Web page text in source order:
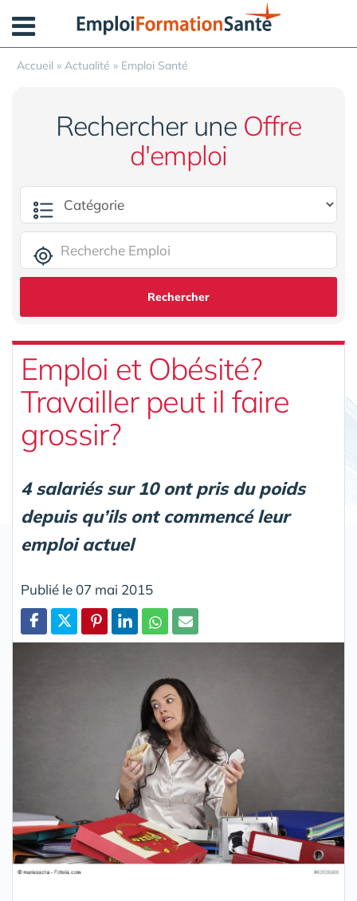
Accueil » Actualité » Emploi Santé
Rechercher une Offre
d'emploi
Rechercher
Emploi et Obésité?
Travailler peut il faire
grossir?
4 salariés sur 10 ont pris du poids
depuis qu’ils ont commencé leur
emploi actuel
Publié le 07 mai 2015
Partager